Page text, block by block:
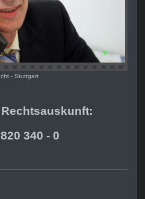
- Stuttgart
Rechtsauskunft:
340 - 0